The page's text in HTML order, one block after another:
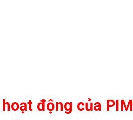
động của PIM